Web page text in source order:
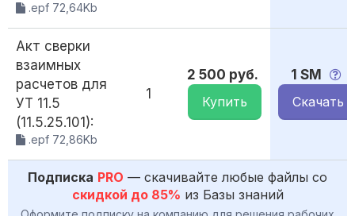
.epf 72,64Kb
Акт сверки
взаимных
расчетов для
УТ 11.5
(11.5.25.101):
.epf 72,86Kb
1
2 500 руб.
Купить
1 SM
Скачать
Подписка PRO — скачивайте любые файлы со
скидкой до 85% из Базы знаний